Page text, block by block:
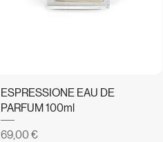
ESPRESSIONE EAU DE
PARFUM 100ml
Prezzo
69,00 €